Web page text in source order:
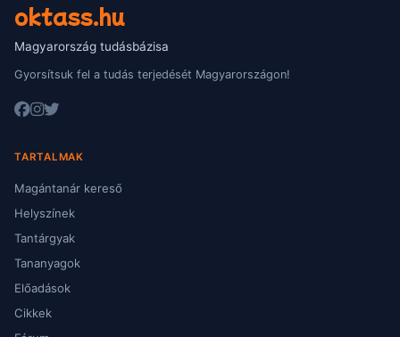
oktass.hu
Magyarország tudásbázisa
Gyorsítsuk fel a tudás terjedését Magyarországon!
TARTALMAK
Magántanár kereső
Helyszínek
Tantárgyak
Tananyagok
Előadások
Cikkek